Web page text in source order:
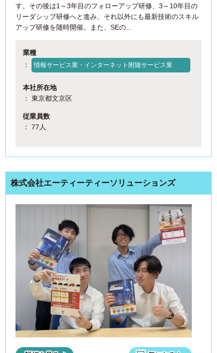
す。その後は1～3年目のフォローアップ研修、3～10年目の
リーダシップ研修へと進み、それ以外にも最新技術のスキル
アップ研修を随時開催。また、SEの...
業種
：
情報サービス業・インターネット附随サービス業
本社所在地
： 東京都文京区
従業員数
： 77人
株式会社エーティーティーソリューションズ